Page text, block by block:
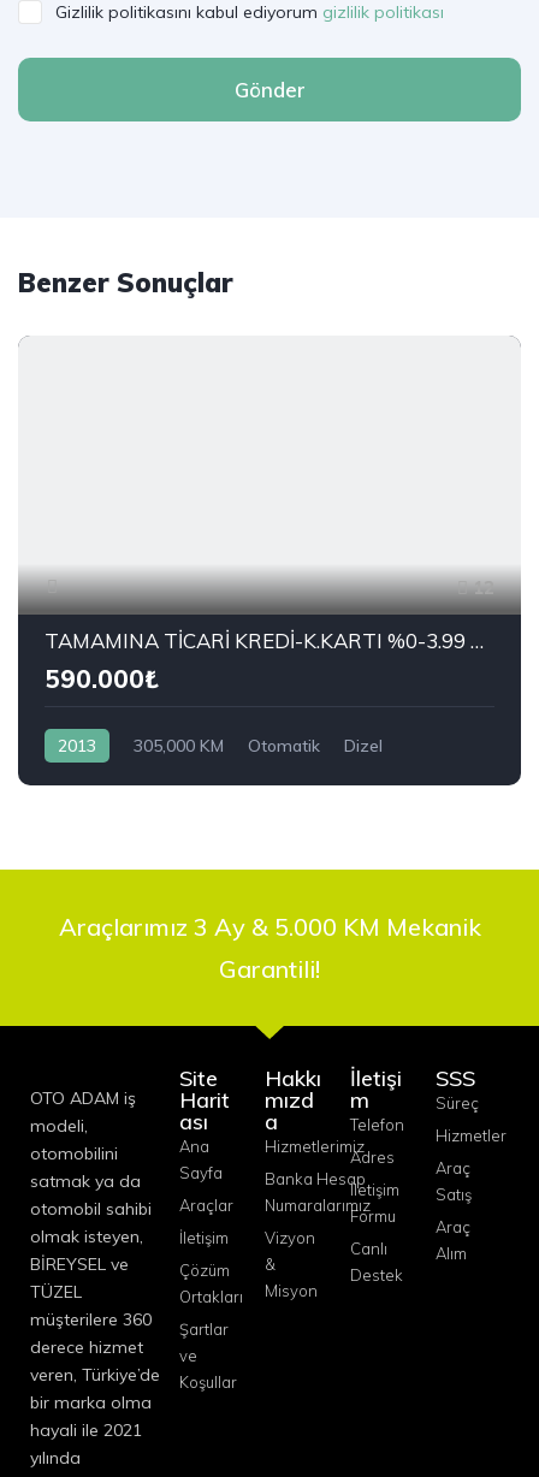
Gizlilik politikasını kabul ediyorum gizlilik politikası
Gönder
Benzer Sonuçlar
12
TAMAMINA TİCARİ KREDİ-K.KARTI %0-3.99 ÇEK-2.99 SENET-ÇKS SATIŞ
590.000₺
2013 305,000 KM Otomatik
Dizel
Araçlarımız 3 Ay & 5.000 KM Mekanik
Garantili!
OTO ADAM iş
modeli,
otomobilini
satmak ya da
otomobil sahibi
olmak isteyen,
BİREYSEL ve
TÜZEL
müşterilere 360
derece hizmet
veren, Türkiye’de
bir marka olma
hayali ile 2021
yılında
Site
Harit
ası
Ana
Sayfa
Araçlar
İletişim
Çözüm
Ortakları
Şartlar
ve
Koşullar
Hakkı
mızd
a
Hizmetlerimiz
Banka Hesap
Numaralarımız
Vizyon
&
Misyon
İletişi
m
Telefon
Adres
İletişim
Formu
Canlı
Destek
SSS
Süreç
Hizmetler
Araç
Satış
Araç
Alım